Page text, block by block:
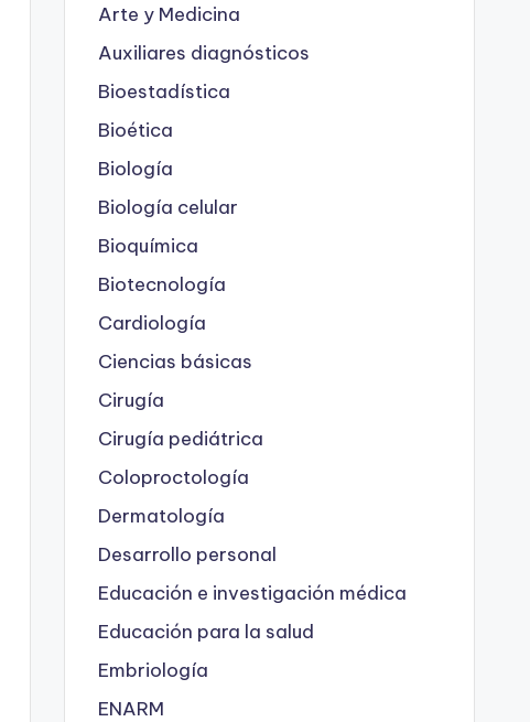
Arte y Medicina
Auxiliares diagnósticos
Bioestadística
Bioética
Biología
Biología celular
Bioquímica
Biotecnología
Cardiología
Ciencias básicas
Cirugía
Cirugía pediátrica
Coloproctología
Dermatología
Desarrollo personal
Educación e investigación médica
Educación para la salud
Embriología
ENARM